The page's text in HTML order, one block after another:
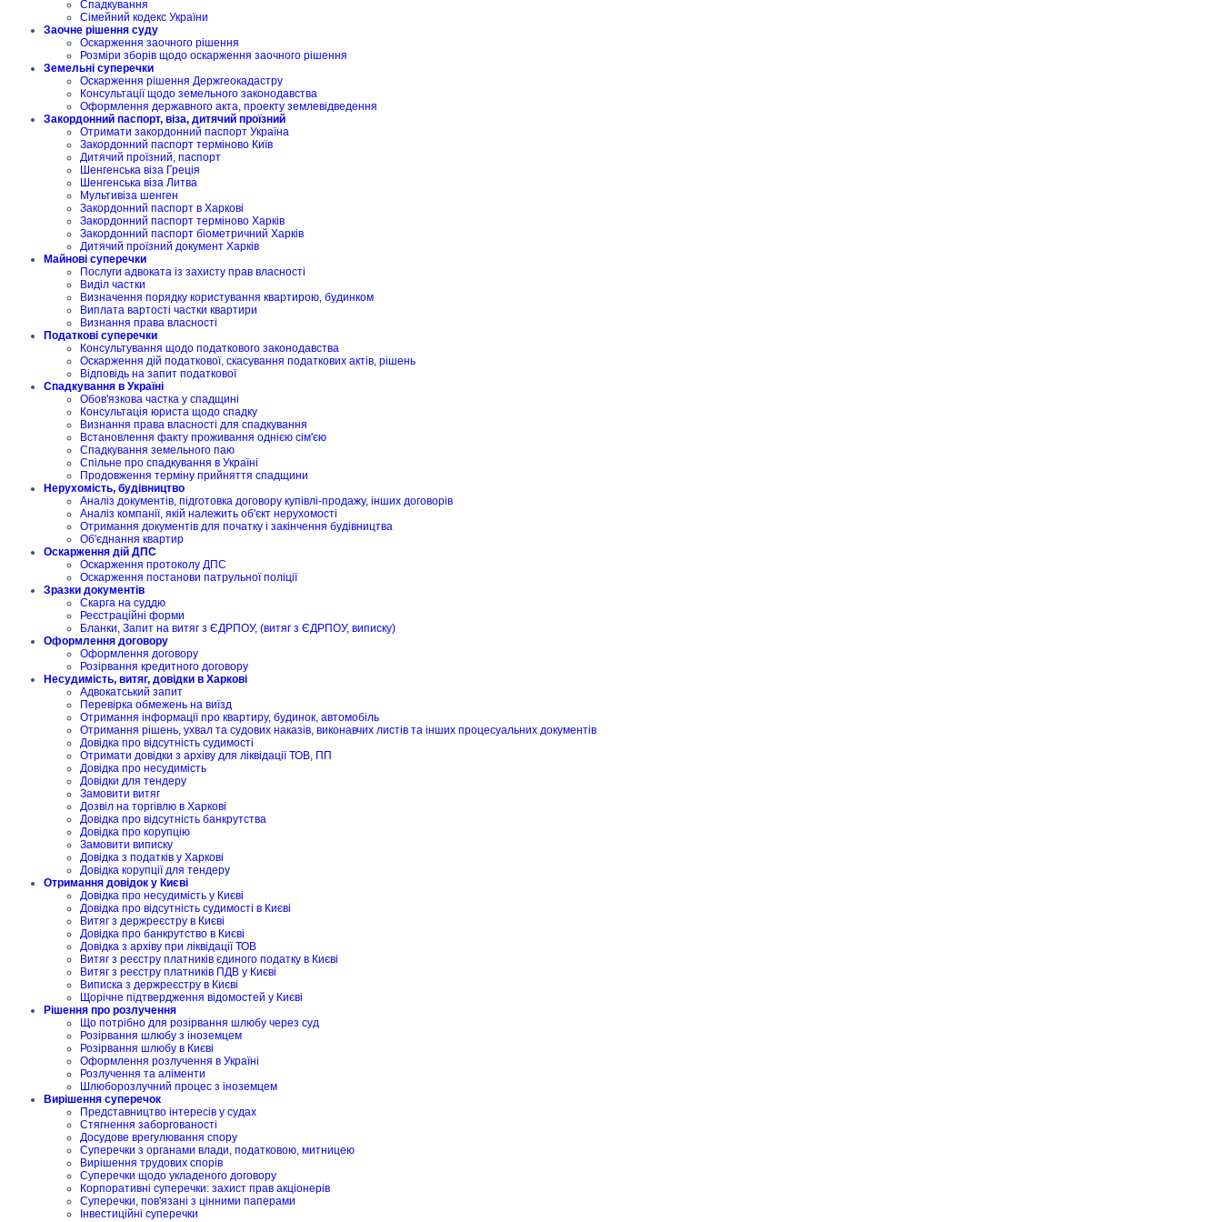
Спадкування
Сімейний кодекс України
Заочне рішення суду
Оскарження заочного рішення
Розміри зборів щодо оскарження заочного рішення
Земельні суперечки
Оскарження рішення Держгеокадастру
Консультації щодо земельного законодавства
Оформлення державного акта, проекту землевідведення
Закордонний паспорт, віза, дитячий проїзний
Отримати закордонний паспорт Україна
Закордонний паспорт терміново Київ
Дитячий проїзний, паспорт
Шенгенська віза Греція
Шенгенська віза Литва
Мультивіза шенген
Закордонний паспорт в Харкові
Закордонний паспорт терміново Харків
Закордонний паспорт біометричний Харків
Дитячий проїзний документ Харків
Майнові суперечки
Послуги адвоката із захисту прав власності
Виділ частки
Визначення порядку користування квартирою, будинком
Виплата вартості частки квартири
Визнання права власності
Податкові суперечки
Консультування щодо податкового законодавства
Оскарження дій податкової, скасування податкових актів, рішень
Відповідь на запит податкової
Спадкування в Україні
Обов'язкова частка у спадщині
Консультація юриста щодо спадку
Визнання права власності для спадкування
Встановлення факту проживання однією сім'єю
Спадкування земельного паю
Спільне про спадкування в Україні
Продовження терміну прийняття спадщини
Нерухомість, будівництво
Аналіз документів, підготовка договору купівлі-продажу, інших договорів
Аналіз компанії, якій належить об'єкт нерухомості
Отримання документів для початку і закінчення будівництва
Об'єднання квартир
Оскарження дій ДПС
Оскарження протоколу ДПС
Оскарження постанови патрульної поліції
Зразки документів
Скарга на суддю
Реєстраційні форми
Бланки, Запит на витяг з ЄДРПОУ, (витяг з ЄДРПОУ, виписку)
Оформлення договору
Оформлення договору
Розірвання кредитного договору
Несудимість, витяг, довідки в Харкові
Адвокатський запит
Перевірка обмежень на виїзд
Отримання інформації про квартиру, будинок, автомобіль
Отримання рішень, ухвал та судових наказів, виконавчих листів та інших процесуальних документів
Довідка про відсутність судимості
Отримати довідки з архіву для ліквідації ТОВ, ПП
Довідка про несудимість
Довідки для тендеру
Замовити витяг
Дозвіл на торгівлю в Харкові
Довідка про відсутність банкрутства
Довідка про корупцію
Замовити виписку
Довідка з податків у Харкові
Довідка корупції для тендеру
Отримання довідок у Києві
Довідка про несудимість у Києві
Довідка про відсутність судимості в Києві
Витяг з держреєстру в Києві
Довідка про банкрутство в Києві
Довідка з архіву при ліквідації ТОВ
Витяг з реєстру платників єдиного податку в Києві
Витяг з реєстру платників ПДВ у Києві
Виписка з держреєстру в Києві
Щорічне підтвердження відомостей у Києві
Рішення про розлучення
Що потрібно для розірвання шлюбу через суд
Розірвання шлюбу з іноземцем
Розірвання шлюбу в Києві
Оформлення розлучення в Україні
Розлучення та аліменти
Шлюборозлучний процес з іноземцем
Вирішення суперечок
Представництво інтересів у судах
Стягнення заборгованості
Досудове врегулювання спору
Суперечки з органами влади, податковою, митницею
Вирішення трудових спорів
Суперечки щодо укладеного договору
Корпоративні суперечки: захист прав акціонерів
Суперечки, пов'язані з цінними паперами
Інвестиційні суперечки